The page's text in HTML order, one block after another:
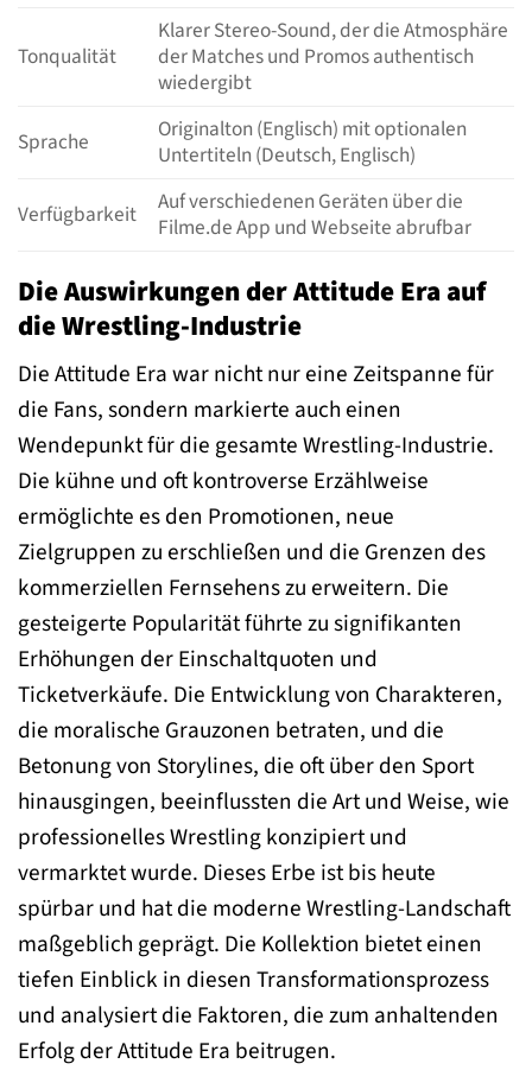
Tonqualität
Klarer Stereo-Sound, der die Atmosphäre
der Matches und Promos authentisch
wiedergibt
Sprache
Originalton (Englisch) mit optionalen
Untertiteln (Deutsch, Englisch)
Verfügbarkeit
Auf verschiedenen Geräten über die
Filme.de App und Webseite abrufbar
Die Auswirkungen der Attitude Era auf
die Wrestling-Industrie
Die Attitude Era war nicht nur eine Zeitspanne für
die Fans, sondern markierte auch einen
Wendepunkt für die gesamte Wrestling-Industrie.
Die kühne und oft kontroverse Erzählweise
ermöglichte es den Promotionen, neue
Zielgruppen zu erschließen und die Grenzen des
kommerziellen Fernsehens zu erweitern. Die
gesteigerte Popularität führte zu signifikanten
Erhöhungen der Einschaltquoten und
Ticketverkäufe. Die Entwicklung von Charakteren,
die moralische Grauzonen betraten, und die
Betonung von Storylines, die oft über den Sport
hinausgingen, beeinflussten die Art und Weise, wie
professionelles Wrestling konzipiert und
vermarktet wurde. Dieses Erbe ist bis heute
spürbar und hat die moderne Wrestling-Landschaft
maßgeblich geprägt. Die Kollektion bietet einen
tiefen Einblick in diesen Transformationsprozess
und analysiert die Faktoren, die zum anhaltenden
Erfolg der Attitude Era beitrugen.